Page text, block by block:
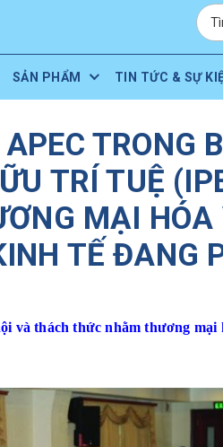
SẢN PHẨM TIN TỨC & SỰ
TRONG
TRÍ TUỆ
MẠI HÓA
TẾ ĐANG
và thách thức nhằm thương